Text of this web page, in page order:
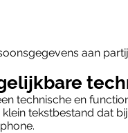
aan
technische en
klein tekstbestand dat